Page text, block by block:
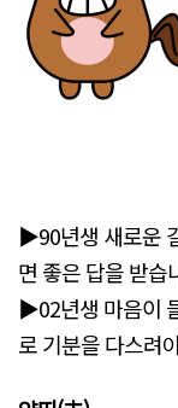
▶90년생 새로운
면 좋은 답을 받습
▶02년생 마음이
로 기분을 다스려